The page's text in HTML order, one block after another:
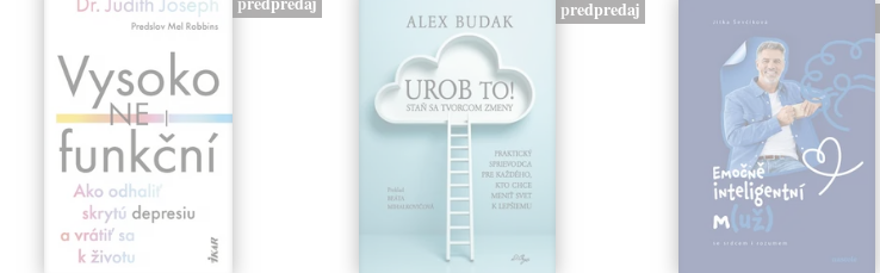
predpredaj